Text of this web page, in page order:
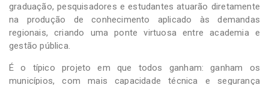
graduação, pesquisadores e estudantes atuarão diretamente
na produção de conhecimento aplicado às demandas
regionais, criando uma ponte virtuosa entre academia e
gestão pública.
É o típico projeto em que todos ganham: ganham os
municípios, com mais capacidade técnica e segurança